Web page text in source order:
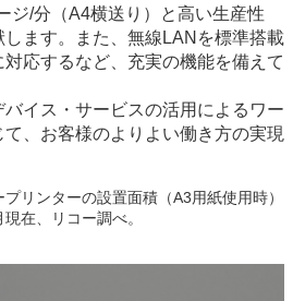
ジ/分（A4横送り）と高い生産性
ます。また、無線LANを標準搭載
応するなど、充実の機能を備えて
バイス・サービスの活用によるワー
、お客様のよりよい働き方の実現
リンターの設置面積（A3用紙使用時）
在、リコー調べ。